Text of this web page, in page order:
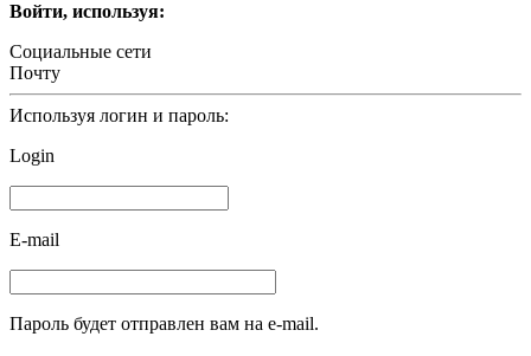
Войти, используя:
Социальные сети
Почту
Используя логин и пароль:
Login
E-mail
Пароль будет отправлен вам на e-mail.